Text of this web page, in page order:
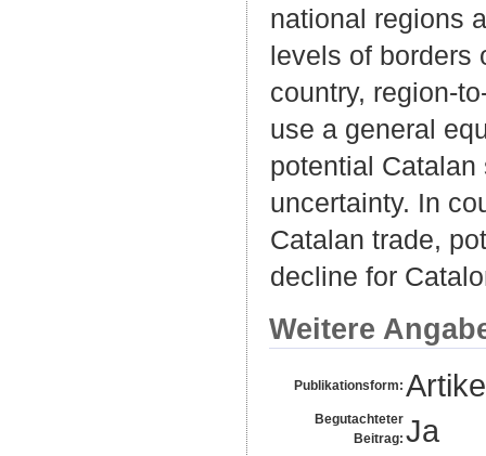
national regions
levels of borders
country, region-
use a general
potential
uncertainty. In
Catalan trade,
decline for
Weitere
Publikationsform:
Begutachteter
Beitrag: Ja